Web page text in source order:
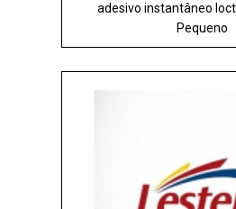
adesivo instantâneo
Pequeno